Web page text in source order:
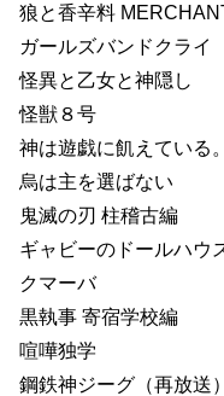
狼と香辛料
ガールズバンドクライ
怪異と乙女と神隠し
怪獣８号
神は遊戯に飢えている。
烏は主を選ばない
鬼滅の刃 柱稽古編
ギャビーのドールハウ
クマーバ
黒執事 寄宿学校編
喧嘩独学
鋼鉄神ジーグ（再放送）